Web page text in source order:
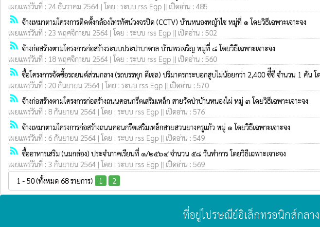
เผยแพร่วันที่ : 24 ธันวาคม 2564 | โดย : ระบบ rss Egp || เปิดอ่าน : 485
rss_feed จ้างเหมาตามโครงการติดตั้งกล้องโทรทัศน์วงจรปิด (CCTV) บ้านหนองหญ้าไซ หมู่ที่ ๑ โดยวิธีเฉพาะเจาะจง
เผยแพร่วันที่ : 23 พฤศจิกายน 2564 | โดย : ระบบ rss Egp || เปิดอ่าน : 502
rss_feed จ้างก่อสร้างตามโครงการก่อสร้างระบบประปาบาดาล บ้านพรเจริญ หมู่ที่ ๘ โดยวิธีเฉพาะเจาะจง
เผยแพร่วันที่ : 18 พฤศจิกายน 2564 | โดย : ระบบ rss Egp || เปิดอ่าน : 560
rss_feed ซื้อโครงการจัดซื้อรถยนต์ส่วนกลาง (รถบรรทุก ดีเซล) ปริมาตรกระบอกสูบไม่น้อยกว่า 2,400 ซีีซี จำนวน 1 คัน โ
เผยแพร่วันที่ : 20 กันยายน 2564 | โดย : ระบบ rss Egp || เปิดอ่าน : 570
rss_feed จ้างก่อสร้างตามโครงการก่อสร้างถนนคอนกรีตเสริมเหล็ก สายวัดป่าบ้านหนองไผ่ หมู่ ๓ โดยวิธีเฉพาะเจาะจง
เผยแพร่วันที่ : 8 กันยายน 2564 | โดย : ระบบ rss Egp || เปิดอ่าน : 576
rss_feed จ้างเหมาตามโครงการก่อสร้างถนนคอนกรีตเสริมเหล็กสายสวนยางครูแก้ว หมู่ ๑ โดยวิธีเฉพาะเจาะจง
เผยแพร่วันที่ : 6 กันยายน 2564 | โดย : ระบบ rss Egp || เปิดอ่าน : 549
rss_feed ซื้ออาหารเสริม (นมกล่อง) ประจำภาคเรียนที่ ๑/๒๕๖๔ จำนวน ๕๘ วันทำการ โดยวิธีเฉพาะเจาะจง
เผยแพร่วันที่ : 3 กันยายน 2564 | โดย : ระบบ rss Egp || เปิดอ่าน : 569
1 - 50 (ทั้งหมด 68 รายการ)
1 2
ที่อยู่ไปรษณีย์อิเล็กทรอนิกส์กลาง